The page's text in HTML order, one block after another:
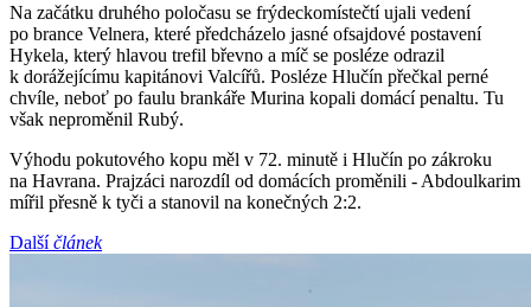
Na začátku druhého poločasu se frýdeckomístečtí ujali vedení
po brance Velnera, které předcházelo jasné ofsajdové postavení
Hykela, který hlavou trefil břevno a míč se posléze odrazil
k dorážejícímu kapitánovi Valcířů. Posléze Hlučín přečkal perné
chvíle, neboť po faulu brankáře Murina kopali domácí penaltu. Tu
však neproměnil Rubý.
Výhodu pokutového kopu měl v 72. minutě i Hlučín po zákroku
na Havrana. Prajzáci narozdíl od domácích proměnili - Abdoulkarim
mířil přesně k tyči a stanovil na konečných 2:2.
Dalšíčlánek